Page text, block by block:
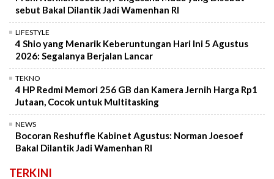
sebut Bakal Dilantik Jadi Wamenhan RI
LIFESTYLE
4 Shio yang Menarik Keberuntungan Hari Ini 5 Agustus
2026: Segalanya Berjalan Lancar
TEKNO
4 HP Redmi Memori 256 GB dan Kamera Jernih Harga Rp1
Jutaan, Cocok untuk Multitasking
NEWS
Bocoran Reshuffle Kabinet Agustus: Norman Joesoef
Bakal Dilantik Jadi Wamenhan RI
TERKINI